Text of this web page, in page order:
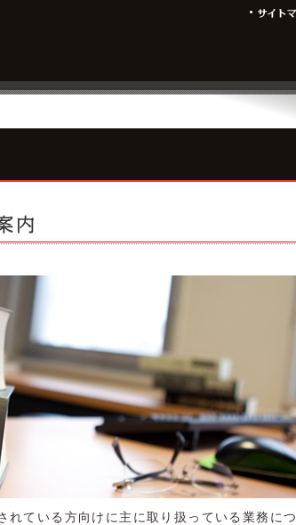
れている方向けに主に取り扱っている業務につ